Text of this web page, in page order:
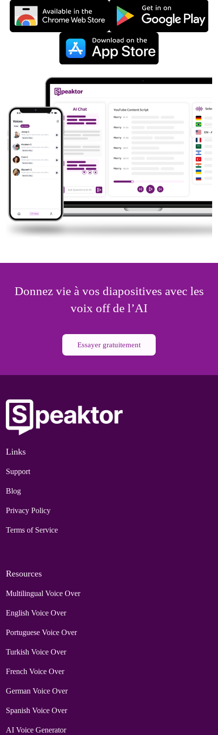
Donnez vie à vos diapositives avec les
voix off de l’AI
Essayer gratuitement
Links
Support
Blog
Privacy Policy
Terms of Service
Resources
Multilingual Voice Over
English Voice Over
Portuguese Voice Over
Turkish Voice Over
French Voice Over
German Voice Over
Spanish Voice Over
AI Voice Generator